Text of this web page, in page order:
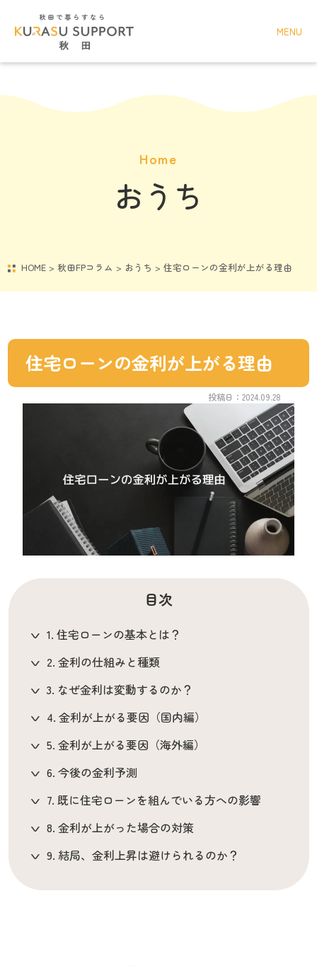
MENU
Home
おうち
HOME > 秋田FPコラム > おうち >住宅ローンの金利が上がる理由
住宅ローンの金利が上がる理由
投稿日：2024.09.28
目次
1. 住宅ローンの基本とは？
2. 金利の仕組みと種類
3. なぜ金利は変動するのか？
4. 金利が上がる要因（国内編）
5. 金利が上がる要因（海外編）
6. 今後の金利予測
7. 既に住宅ローンを組んでいる方への影響
8. 金利が上がった場合の対策
9. 結局、金利上昇は避けられるのか？